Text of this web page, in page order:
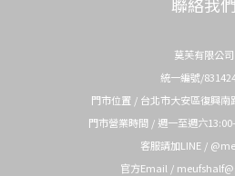
莫芙有限公司
統一編號/
門市位置 / 台北市大安區復興南
門市營業時間 / 週一至週六
客服請加LINE /
官方Email /